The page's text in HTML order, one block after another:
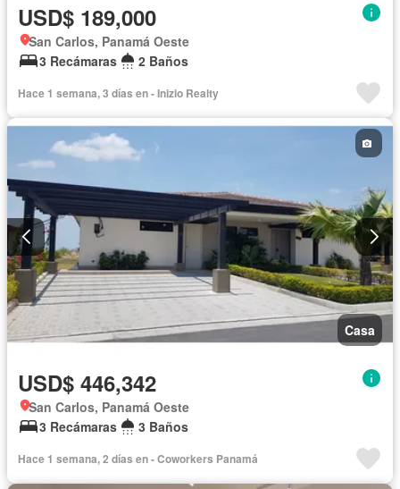
USD$ 189,000
San Carlos, Panamá Oeste
3 Recámaras
2 Baños
Hace 1 semana, 3 días en - Inizio Realty
Casa
USD$ 446,342
San Carlos, Panamá Oeste
3 Recámaras
3 Baños
Hace 1 semana, 2 días en - Coworkers Panamá